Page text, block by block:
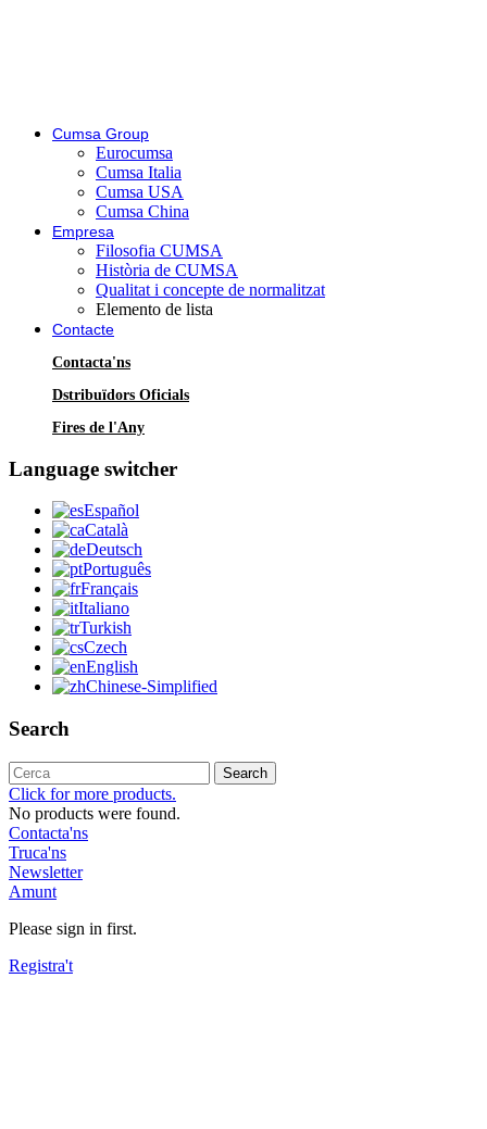
Cumsa Group
Eurocumsa
Cumsa Italia
Cumsa USA
Cumsa China
Empresa
Filosofia CUMSA
Història de CUMSA
Qualitat i concepte de normalitzat
Elemento de lista
Contacte
Contacta'ns
Dstribuïdors Oficials
Fires de l'Any
Language switcher
Español
Català
Deutsch
Português
Français
Italiano
Turkish
Czech
English
Chinese-Simplified
Search
Search
Click for more products.
No products were found.
Contacta'ns
Truca'ns
Newsletter
Amunt
Please sign in first.
Registra't